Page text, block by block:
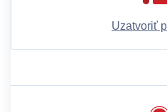
Uzatvoriť